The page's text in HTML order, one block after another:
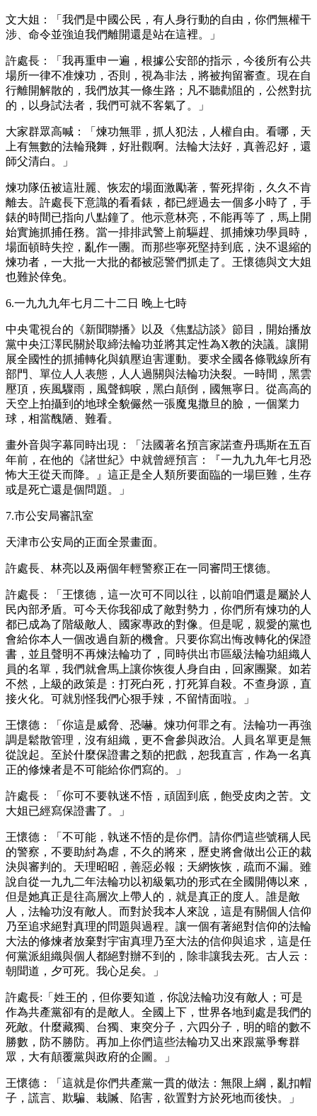
文大姐：「我們是中國公民，有人身行動的自由，你們無權干
涉、命令並強迫我們離開還是站在這裡。」
許處長：「我再重申一遍，根據公安部的指示，今後所有公共
場所一律不准煉功，否則，視為非法，將被拘留審查。現在自
行離開解散的，我們放其一條生路；凡不聽勸阻的，公然對抗
的，以身試法者，我們可就不客氣了。」
大家群眾高喊：「煉功無罪，抓人犯法，人權自由。看哪，天
上有無數的法輪飛舞，好壯觀啊。法輪大法好，真善忍好，還
師父清白。」
煉功隊伍被這壯麗、恢宏的場面激勵著，誓死捍衛，久久不肯
離去。許處長下意識的看看錶，都已經過去一個多小時了，手
錶的時間已指向八點鐘了。他示意林亮，不能再等了，馬上開
始實施抓捕任務。當一排排武警上前驅趕、抓捕煉功學員時，
場面頓時失控，亂作一團。而那些寧死堅持到底，決不退縮的
煉功者，一大批一大批的都被惡警們抓走了。王懷德與文大姐
也難於倖免。
6.一九九九年七月二十二日 晚上七時
中央電視台的《新聞聯播》以及《焦點訪談》節目，開始播放
黨中央江澤民關於取締法輪功並將其定性為X教的決議。讓開
展全國性的抓捕轉化與鎮壓迫害運動。要求全國各條戰線所有
部門、單位人人表態，人人過關與法輪功決裂。一時間，黑雲
壓頂，疾風驟雨，風聲鶴唳，黑白顛倒，國無寧日。從高高的
天空上拍攝到的地球全貌儼然一張魔鬼撒旦的臉，一個業力
球，相當醜陋、難看。
畫外音與字幕同時出現：「法國著名預言家諾查丹瑪斯在五百
年前，在他的《諸世紀》中就曾經預言：『一九九九年七月恐
怖大王從天而降。』這正是全人類所要面臨的一場巨難，生存
或是死亡還是個問題。」
7.市公安局審訊室
天津市公安局的正面全景畫面。
許處長、林亮以及兩個年輕警察正在一同審問王懷德。
許處長：「王懷德，這一次可不同以往，以前咱們還是屬於人
民內部矛盾。可今天你我卻成了敵對勢力，你們所有煉功的人
都已成為了階級敵人、國家專政的對像。但是呢，親愛的黨也
會給你本人一個改過自新的機會。只要你寫出悔改轉化的保證
書，並且聲明不再煉法輪功了，同時供出市區級法輪功組織人
員的名單，我們就會馬上讓你恢復人身自由，回家團聚。如若
不然，上級的政策是：打死白死，打死算自殺。不查身源，直
接火化。可就別怪我們心狠手辣，不留情面啦。」
王懷德：「你這是威脅、恐嚇。煉功何罪之有。法輪功一再強
調是鬆散管理，沒有組織，更不會參與政治。人員名單更是無
從說起。至於什麼保證書之類的把戲，恕我直言，作為一名真
正的修煉者是不可能給你們寫的。」
許處長：「你可不要執迷不悟，頑固到底，飽受皮肉之苦。文
大姐已經寫保證書了。」
王懷德：「不可能，執迷不悟的是你們。請你們這些號稱人民
的警察，不要助紂為虐，不久的將來，歷史將會做出公正的裁
決與審判的。天理昭昭，善惡必報；天網恢恢，疏而不漏。雖
說自從一九九二年法輪功以初級氣功的形式在全國開傳以來，
但是她真正是往高層次上帶人的，就是真正的度人。誰是敵
人，法輪功沒有敵人。而對於我本人來說，這是有關個人信仰
乃至追求絕對真理的問題與過程。讓一個有著絕對信仰的法輪
大法的修煉者放棄對宇宙真理乃至大法的信仰與追求，這是任
何黨派組織與個人都絕對辦不到的，除非讓我去死。古人云：
朝聞道，夕可死。我心足矣。」
許處長:「姓王的，但你要知道，你說法輪功沒有敵人；可是
作為共產黨卻有的是敵人。全國上下，世界各地到處是我們的
死敵。什麼藏獨、台獨、東突分子，六四分子，明的暗的數不
勝數，防不勝防。再加上你們這些法輪功又出來跟黨爭奪群
眾，大有顛覆黨與政府的企圖。」
王懷德：「這就是你們共產黨一貫的做法：無限上綱，亂扣帽
子，謊言、欺騙、栽贓、陷害，欲置對方於死地而後快。」